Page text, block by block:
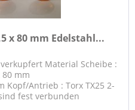
x 80 mm Edelstahl...
Material Scheibe :
mm
Kopf/Antrieb : Torx TX25 2-
fest verbunden